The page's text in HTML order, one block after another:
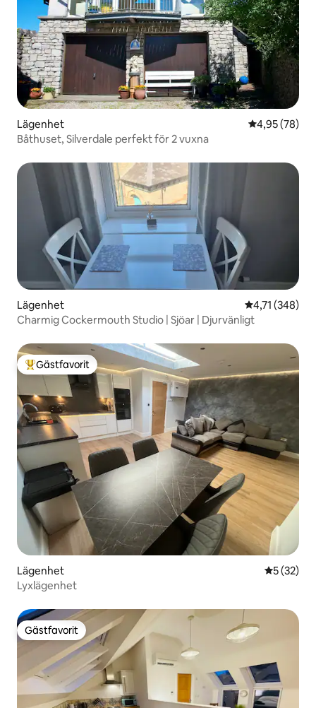
Lägenhet 4,95 av 5 i
4,95 (78)
Båthuset, Silverdale perfekt för 2 vuxna
Lägenhet 4,71 av 5 i
4,71 (348)
Charmig Cockermouth Studio | Sjöar | Djurvänligt
Populär gästfavorit
Gästfavorit
Lägenhet 5 av 5 i
5 (32)
Lyxlägenhet
Gästfavorit
Gästfavorit